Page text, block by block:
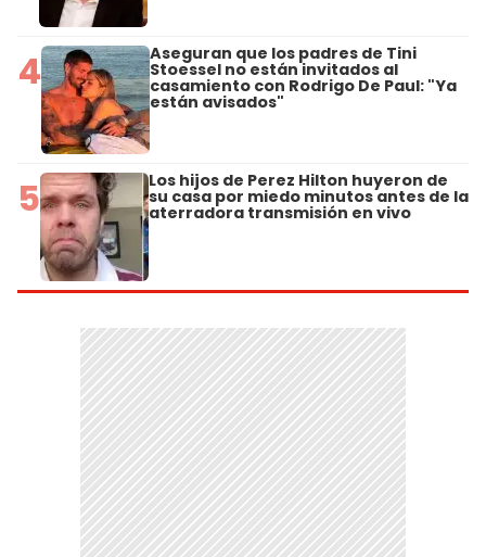
4 Aseguran que los padres de Tini
Stoessel no están invitados al
casamiento con Rodrigo De Paul: "Ya
están avisados"
5 Los hijos de Perez Hilton huyeron de
su casa por miedo minutos antes de la
aterradora transmisión en vivo